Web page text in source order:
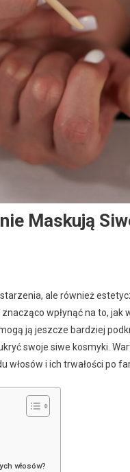
Maskują
ale również
wpłynąć na to,
ją jeszcze bardziej
swoje siwe kosmyki.
i ich trwałości po
włosów?